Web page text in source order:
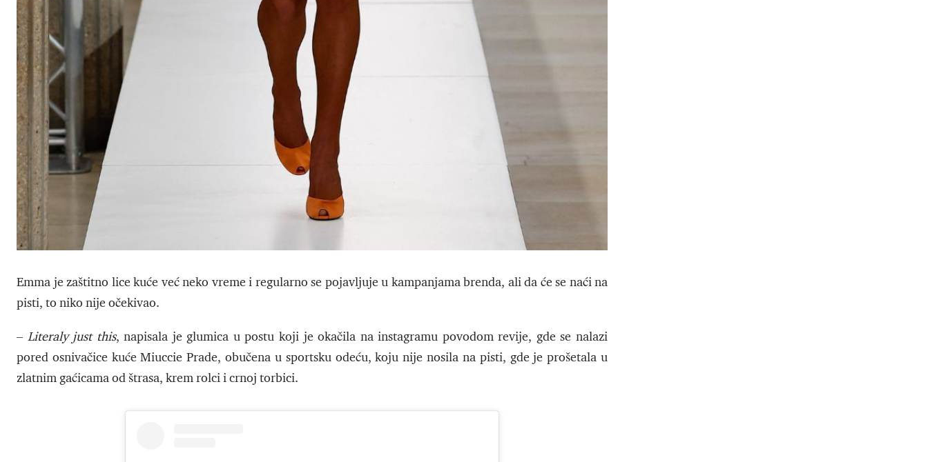
Emma je zaštitno lice kuće već neko vreme i regularno se pojavljuje u kampanjama brenda, ali da će se naći na
pisti, to niko nije očekivao.
– Literaly just this, napisala je glumica u postu koji je okačila na instagramu povodom revije, gde se nalazi
pored osnivačice kuće Miuccie Prade, obučena u sportsku odeću, koju nije nosila na pisti, gde je prošetala u
zlatnim gaćicama od štrasa, krem rolci i crnoj torbici.